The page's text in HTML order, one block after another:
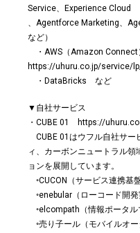
Service、Experience Cloud
、Agentforce Marketing、
など）
・AWS（Amazon Connect
https://uhuru.co.jp/service/
・DataBricks など
▼自社サービス
・CUBE 01 https://
CUBE 01はウフル自社サー
ィ、カーボンニュートラル
ョンを展開しています。
◦CUCON（サービス連携基盤
◦enebular（ローコード開発
◦elcompath（情報ポータル
◦売り子ール（モバイルオー